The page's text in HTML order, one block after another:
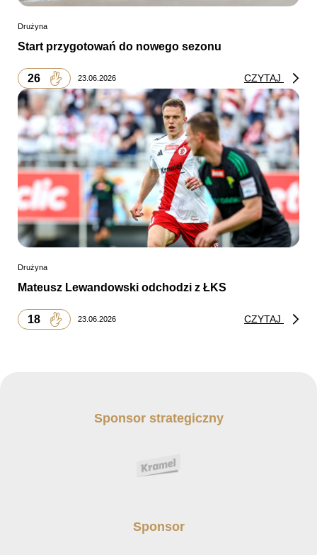
Drużyna
Start przygotowań do nowego sezonu
26 23.06.2026 CZYTAJ
Drużyna
Mateusz Lewandowski odchodzi z ŁKS
18 23.06.2026 CZYTAJ
Sponsor strategiczny
Sponsor